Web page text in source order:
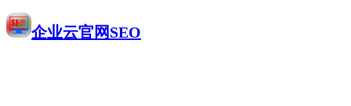
企业云官网SEO